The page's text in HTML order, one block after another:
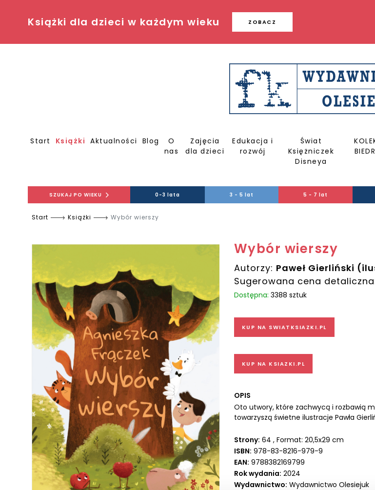
Książki dla dzieci w każdym wieku ZOBACZ
Start Książki Aktualności Blog
O
nas
Zajęcia
dla dzieci
Edukacja i
rozwój
Świat
Księżniczek
Disneya
SZUKAJ PO WIEKU 0-3 lata 3 - 5 lat 5 - 7 lat
Start Książki Wybór wierszy
Wybór wierszy
Autorzy: Paweł Gierliński
Sugerowana cena
Dostępna: 3388 sztuk
KUP NA SWIATKSIAZKI.PL
KUP NA KSIAZKI.PL
OPIS
Oto utwory, które zachwycą i rozbawią
towarzyszą świetne ilustracje Pawła
Strony: 64 , Format: 20,5x29 cm
ISBN: 978-83-8216-979-9
EAN: 9788382169799
Rok wydania: 2024
Wydawnictwo: Wydawnictwo Olesiejuk